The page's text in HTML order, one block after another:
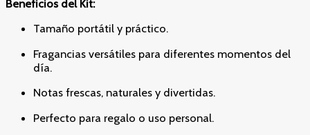
Beneficios del Kit:
Tamaño portátil y práctico.
Fragancias versátiles para diferentes momentos del
día.
Notas frescas, naturales y divertidas.
Perfecto para regalo o uso personal.